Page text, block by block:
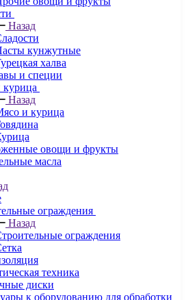
Назад
кунжутные
халва
и специи
Назад
и курица
овощи и фрукты
масла
ограждения
Назад
ограждения
техника
диски
к оборудованию для обработки